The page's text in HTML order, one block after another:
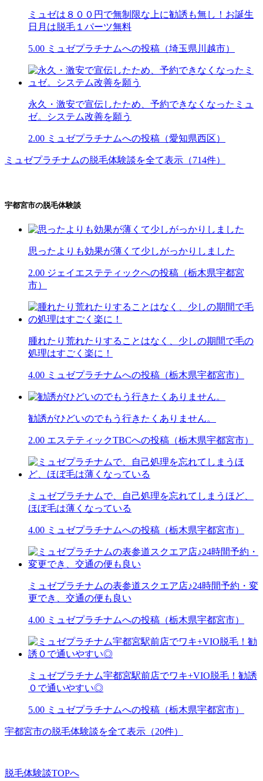
ミュゼは８００円で無制限な上に勧誘も無し！お誕生
日月は脱毛１パーツ無料
5.00 ミュゼプラチナムへの投稿（埼玉県川越市）
永久・激安で宣伝したため、予約できなくなったミュ
ゼ。システム改善を願う
2.00 ミュゼプラチナムへの投稿（愛知県西区）
ミュゼプラチナムの脱毛体験談を全て表示（714件）
宇都宮市の脱毛体験談
思ったよりも効果が薄くて少しがっかりしました
2.00 ジェイエステティックへの投稿（栃木県宇都宮
市）
腫れたり荒れたりすることはなく、少しの期間で毛の
処理はすごく楽に！
4.00 ミュゼプラチナムへの投稿（栃木県宇都宮市）
勧誘がひどいのでもう行きたくありません。
2.00 エステティックTBCへの投稿（栃木県宇都宮市）
ミュゼプラチナムで、自己処理を忘れてしまうほど、
ほぼ毛は薄くなっている
4.00 ミュゼプラチナムへの投稿（栃木県宇都宮市）
ミュゼプラチナムの表参道スクエア店♪24時間予約・変
更でき、交通の便も良い
4.00 ミュゼプラチナムへの投稿（栃木県宇都宮市）
ミュゼプラチナム宇都宮駅前店でワキ+VIO脱毛！勧誘
０で通いやすい◎
5.00 ミュゼプラチナムへの投稿（栃木県宇都宮市）
宇都宮市の脱毛体験談を全て表示（20件）
脱毛体験談TOPへ